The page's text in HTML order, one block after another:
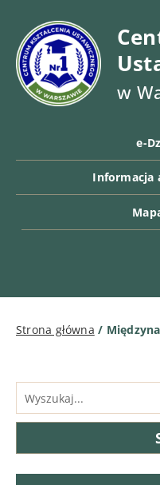
w
e-
Informacja
Strona główna /